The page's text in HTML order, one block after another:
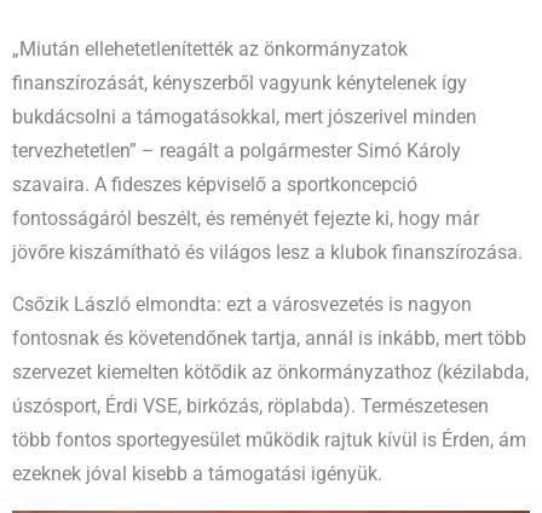
„Miután ellehetetlenítették az önkormányzatok
finanszírozását, kényszerből vagyunk kénytelenek így
bukdácsolni a támogatásokkal, mert jószerivel minden
tervezhetetlen” – reagált a polgármester Simó Károly
szavaira. A fideszes képviselő a sportkoncepció
fontosságáról beszélt, és reményét fejezte ki, hogy már
jövőre kiszámítható és világos lesz a klubok finanszírozása.
Csőzik László elmondta: ezt a városvezetés is nagyon
fontosnak és követendőnek tartja, annál is inkább, mert több
szervezet kiemelten kötődik az önkormányzathoz (kézilabda,
úszósport, Érdi VSE, birkózás, röplabda). Természetesen
több fontos sportegyesület működik rajtuk kívül is Érden, ám
ezeknek jóval kisebb a támogatási igényük.